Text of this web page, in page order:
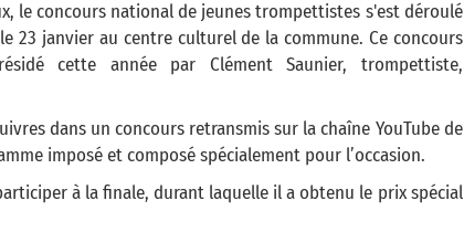
le concours national de jeunes trompettistes s'est déroulé
23 janvier au centre culturel de la commune. Ce concours
cette année par Clément Saunier, trompettiste,
dans un concours retransmis sur la chaîne YouTube de
imposé et composé spécialement pour l’occasion.
à la finale, durant laquelle il a obtenu le prix spécial